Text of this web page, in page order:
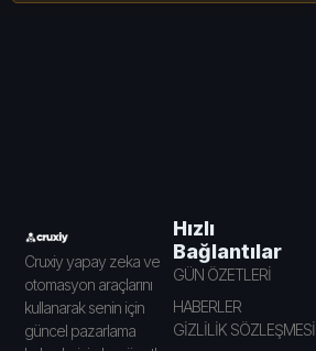
Cruxiy yapay zeka ve
otomasyon araçlarını
kullanarak senin için
güncel pazarlama
Hızlı
Bağlantılar
GÜN ÖZETLERİ
HABERLER
GİZLİLİK SÖZLEŞMESİ